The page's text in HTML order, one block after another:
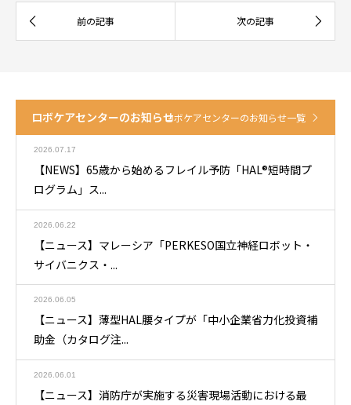
ロボケアセンターのお知らせロボケアセンターのお知らせ一覧
2026.07.17
【NEWS】65歳から始めるフレイル予防「HAL®短時間プ
ログラム」ス...
2026.06.22
【ニュース】マレーシア「PERKESO国立神経ロボット・
サイバニクス・...
2026.06.05
【ニュース】薄型HAL腰タイプが「中小企業省力化投資補
助金（カタログ注...
2026.06.01
【ニュース】消防庁が実施する災害現場活動における最